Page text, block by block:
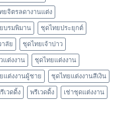
ยจิตรลดางานแต่ง
บรมพิมาน ชุดไทยประยุกต์
ลัย ชุดไทยเจ้าบ่าว
แต่งงาน ชุดไทยแต่งงาน
แต่งงานผู้ชาย ชุดไทยแต่งงานสีเงิน
เวดดิ้ง พรีเวดดิ้ง เช่าชุดแต่งงาน